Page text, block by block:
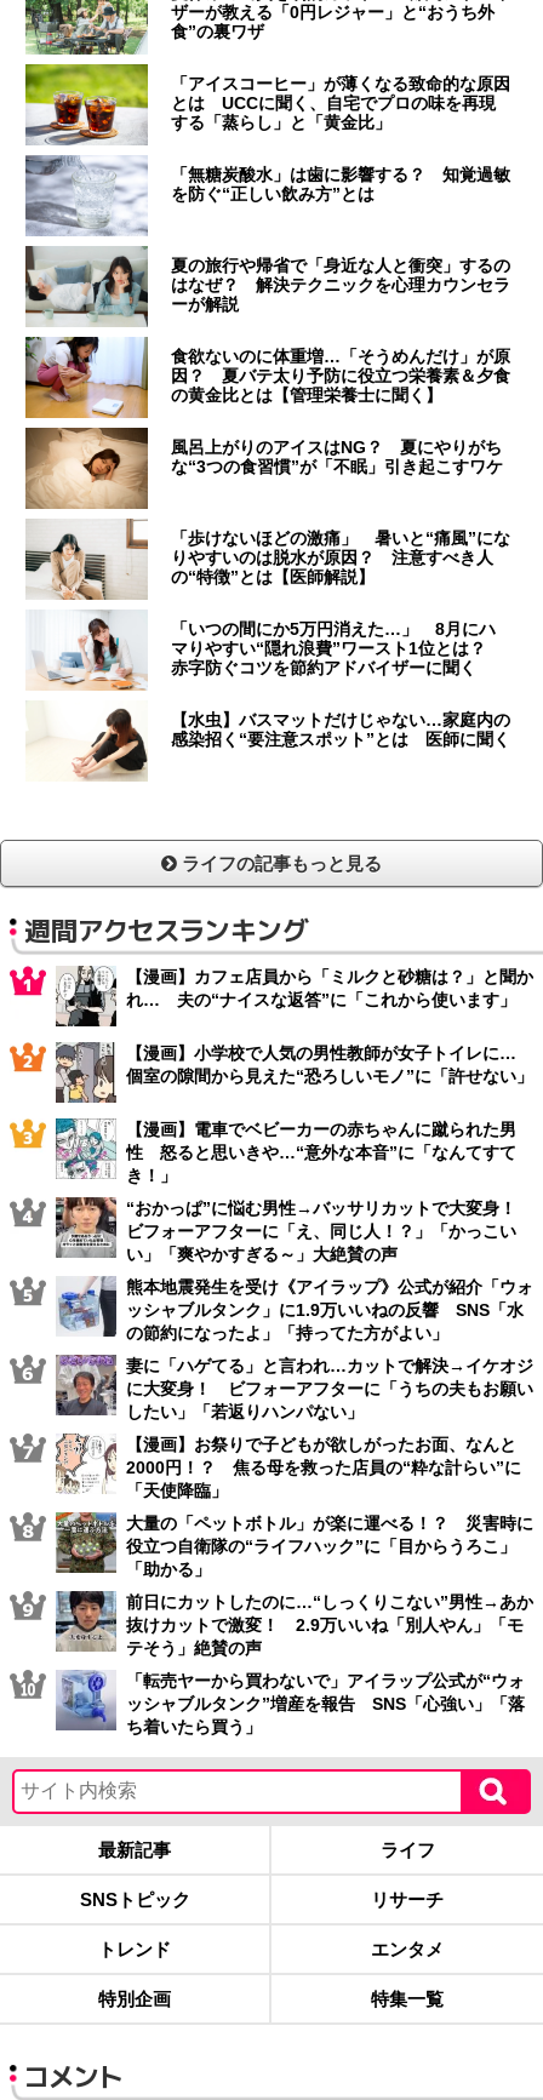
ザーが教える「0円レジャー」と“おうち外
食”の裏ワザ
「アイスコーヒー」が薄くなる致命的な原因
とは UCCに聞く、自宅でプロの味を再現
する「蒸らし」と「黄金比」
「無糖炭酸水」は歯に影響する？ 知覚過敏
を防ぐ“正しい飲み方”とは
夏の旅行や帰省で「身近な人と衝突」するの
はなぜ？ 解決テクニックを心理カウンセラ
ーが解説
食欲ないのに体重増…「そうめんだけ」が原
因？ 夏バテ太り予防に役立つ栄養素＆夕食
の黄金比とは【管理栄養士に聞く】
風呂上がりのアイスはNG？ 夏にやりがち
な“3つの食習慣”が「不眠」引き起こすワケ
「歩けないほどの激痛」 暑いと“痛風”にな
りやすいのは脱水が原因？ 注意すべき人
の“特徴”とは【医師解説】
「いつの間にか5万円消えた…」 8月にハ
マりやすい“隠れ浪費”ワースト1位とは？
赤字防ぐコツを節約アドバイザーに聞く
【水虫】バスマットだけじゃない…家庭内の
感染招く“要注意スポット”とは 医師に聞く
ライフの記事もっと見る
週間アクセスランキング
【漫画】カフェ店員から「ミルクと砂糖は？」と聞か
れ… 夫の“ナイスな返答”に「これから使います」
【漫画】小学校で人気の男性教師が女子トイレに…
個室の隙間から見えた“恐ろしいモノ”に「許せない」
【漫画】電車でベビーカーの赤ちゃんに蹴られた男
性 怒ると思いきや…“意外な本音”に「なんてすて
き！」
“おかっぱ”に悩む男性→バッサリカットで大変身！
ビフォーアフターに「え、同じ人！？」「かっこい
い」「爽やかすぎる～」大絶賛の声
熊本地震発生を受け《アイラップ》公式が紹介「ウォ
ッシャブルタンク」に1.9万いいねの反響 SNS「水
の節約になったよ」「持ってた方がよい」
妻に「ハゲてる」と言われ…カットで解決→イケオジ
に大変身！ ビフォーアフターに「うちの夫もお願い
したい」「若返りハンパない」
【漫画】お祭りで子どもが欲しがったお面、なんと
2000円！？ 焦る母を救った店員の“粋な計らい”に
「天使降臨」
大量の「ペットボトル」が楽に運べる！？ 災害時に
役立つ自衛隊の“ライフハック”に「目からうろこ」
「助かる」
前日にカットしたのに…“しっくりこない”男性→あか
抜けカットで激変！ 2.9万いいね「別人やん」「モ
テそう」絶賛の声
「転売ヤーから買わないで」アイラップ公式が“ウォ
ッシャブルタンク”増産を報告 SNS「心強い」「落
ち着いたら買う」
最新記事 ライフ
SNSトピック リサーチ
トレンド エンタメ
特別企画 特集一覧
コメント